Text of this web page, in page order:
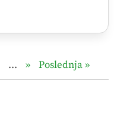
... » Poslednja »